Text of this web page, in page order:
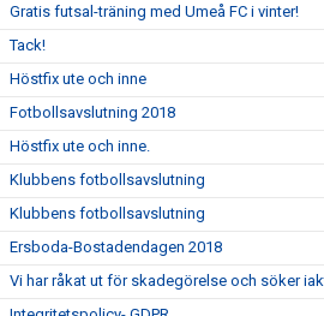
Gratis futsal-träning med Umeå FC i vinter!
Tack!
Höstfix ute och inne
Fotbollsavslutning 2018
Höstfix ute och inne.
Klubbens fotbollsavslutning
Klubbens fotbollsavslutning
Ersboda-Bostadendagen 2018
Vi har råkat ut för skadegörelse och söker